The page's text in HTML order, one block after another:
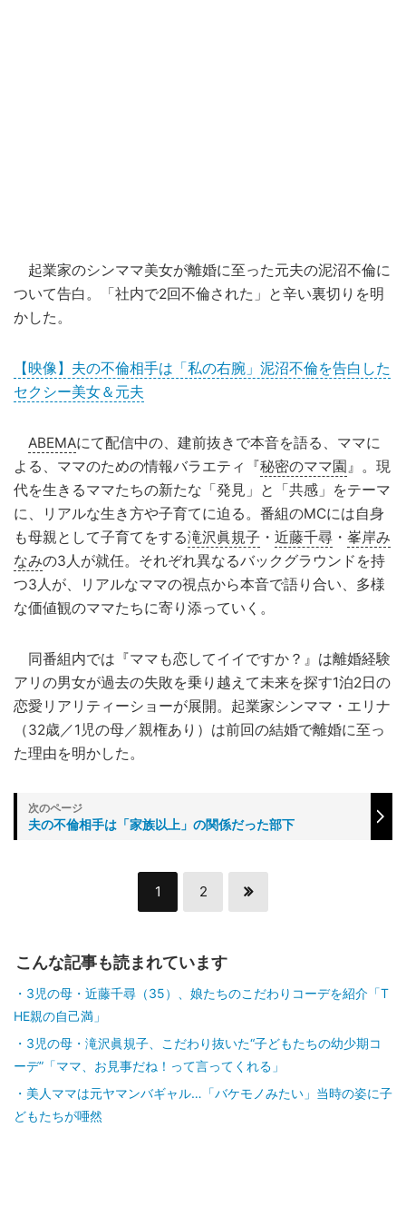
起業家のシンママ美女が離婚に至った元夫の泥沼不倫に
ついて告白。「社内で2回不倫された」と辛い裏切りを明
かした。
【映像】夫の不倫相手は「私の右腕」泥沼不倫を告白した
セクシー美女＆元夫
ABEMAにて配信中の、建前抜きで本音を語る、ママに
よる、ママのための情報バラエティ『秘密のママ園 』。現
代を生きるママたちの新たな「発見」と「共感」をテーマ
に、リアルな生き方や子育てに迫る。番組のMCには自身
も母親として子育てをする滝沢眞規子 ・ 近藤千尋 ・ 峯岸み
なみの3人が就任。それぞれ異なるバックグラウンドを持
つ3人が、リアルなママの視点から本音で語り合い、多様
な価値観のママたちに寄り添っていく。
同番組内では『ママも恋してイイですか？』は離婚経験
アリの男女が過去の失敗を乗り越えて未来を探す1泊2日の
恋愛リアリティーショーが展開。起業家シンママ・エリナ
（32歳／1児の母／親権あり）は前回の結婚で離婚に至っ
た理由を明かした。
夫の不倫相手は「家族以上」の関係だった部下
1 2
こんな記事も読まれています
3児の母・近藤千尋（35）、娘たちのこだわりコーデを紹介「T
HE親の自己満」
3児の母・滝沢眞規子、こだわり抜いた“子どもたちの幼少期コ
ーデ”「ママ、お見事だね！って言ってくれる」
美人ママは元ヤマンバギャル…「バケモノみたい」当時の姿に子
どもたちが唖然